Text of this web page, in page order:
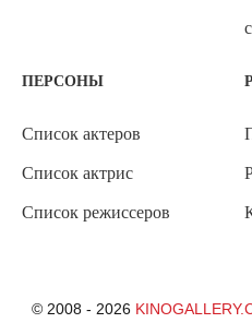
ПЕРСОНЫ
Список актеров
Список актрис
Список режиссеров
© 2008 - 2026